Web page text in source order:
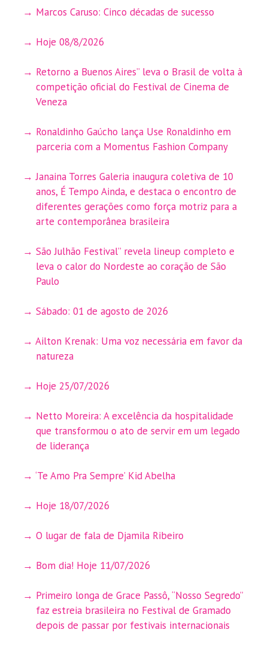
Marcos Caruso: Cinco décadas de sucesso
Hoje 08/8/2026
Retorno a Buenos Aires” leva o Brasil de volta à
competição oficial do Festival de Cinema de
Veneza
Ronaldinho Gaúcho lança Use Ronaldinho em
parceria com a Momentus Fashion Company
Janaina Torres Galeria inaugura coletiva de 10
anos, É Tempo Ainda, e destaca o encontro de
diferentes gerações como força motriz para a
arte contemporânea brasileira
São Julhão Festival” revela lineup completo e
leva o calor do Nordeste ao coração de São
Paulo
Sábado: 01 de agosto de 2026
Ailton Krenak: Uma voz necessária em favor da
natureza
Hoje 25/07/2026
Netto Moreira: A excelência da hospitalidade
que transformou o ato de servir em um legado
de liderança
‘Te Amo Pra Sempre’ Kid Abelha
Hoje 18/07/2026
O lugar de fala de Djamila Ribeiro
Bom dia! Hoje 11/07/2026
Primeiro longa de Grace Passô, “Nosso Segredo”
faz estreia brasileira no Festival de Gramado
depois de passar por festivais internacionais